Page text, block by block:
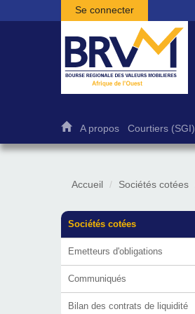
Aller au contenu principal
Se connecter
A propos Courtiers (SGI)
Accueil Sociétés cotées
Sociétés cotées
Emetteurs d'obligations
Communiqués
Bilan des contrats de liquidité